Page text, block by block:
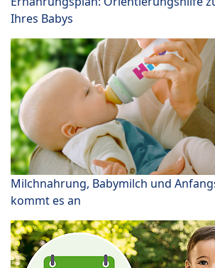
Ihres Babys
Milchnahrung, Babymilch und
kommt es an